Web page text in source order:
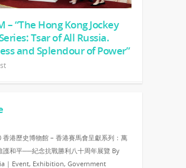
– “The Hong Kong Jockey
Tsar of All Russia.
and Splendour of Power”
香港歷史博物館 – 香港賽馬會呈獻系列：萬
護和平──紀念抗戰勝利八十周年展覽 By
| Event, Exhibition, Government